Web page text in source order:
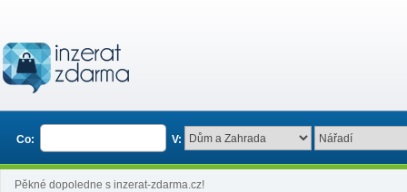
Co: V:
Pěkné dopoledne s inzerat-zdarma.cz!